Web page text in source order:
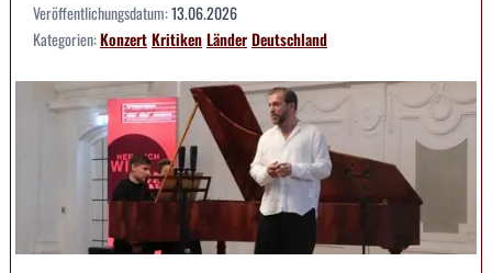
Veröffentlichungsdatum:13.06.2026
Kategorien:KonzertKritikenLänderDeutschland